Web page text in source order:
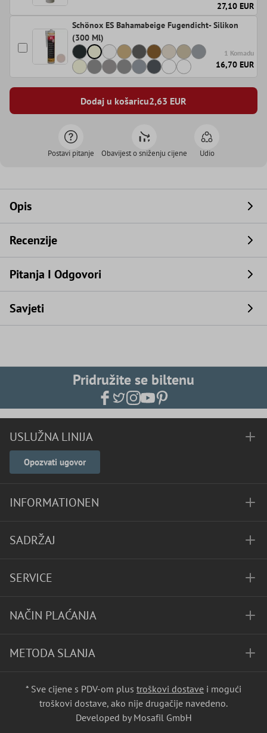
27,10 EUR
Schönox ES Bahamabeige Fugendicht- Silikon
(300 Ml)
1 Komadu
16,70 EUR
Dodaj u košaricu2,63 EUR
Postavi pitanje Obavijest o sniženju cijene Udio
Opis
Recenzije
Pitanja I Odgovori
Savjeti
Pridružite se biltenu
USLUŽNA LINIJA
Opozvati ugovor
INFORMATIONEN
SADRŽAJ
SERVICE
NAČIN PLAĆANJA
METODA SLANJA
* Sve cijene s PDV-om plus troškovi dostave i mogući
troškovi dostave, ako nije drugačije navedeno.
Developed by Mosafil GmbH